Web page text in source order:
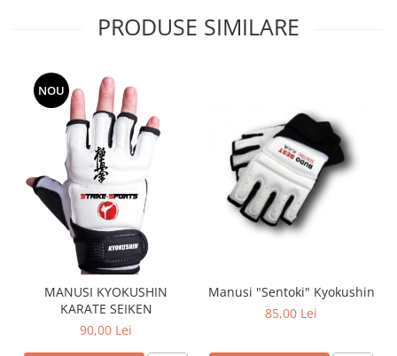
PRODUSE SIMILARE
NOU
MANUSI KYOKUSHIN
KARATE SEIKEN
90,00 Lei
Manusi "Sentoki" Kyokushin
85,00 Lei